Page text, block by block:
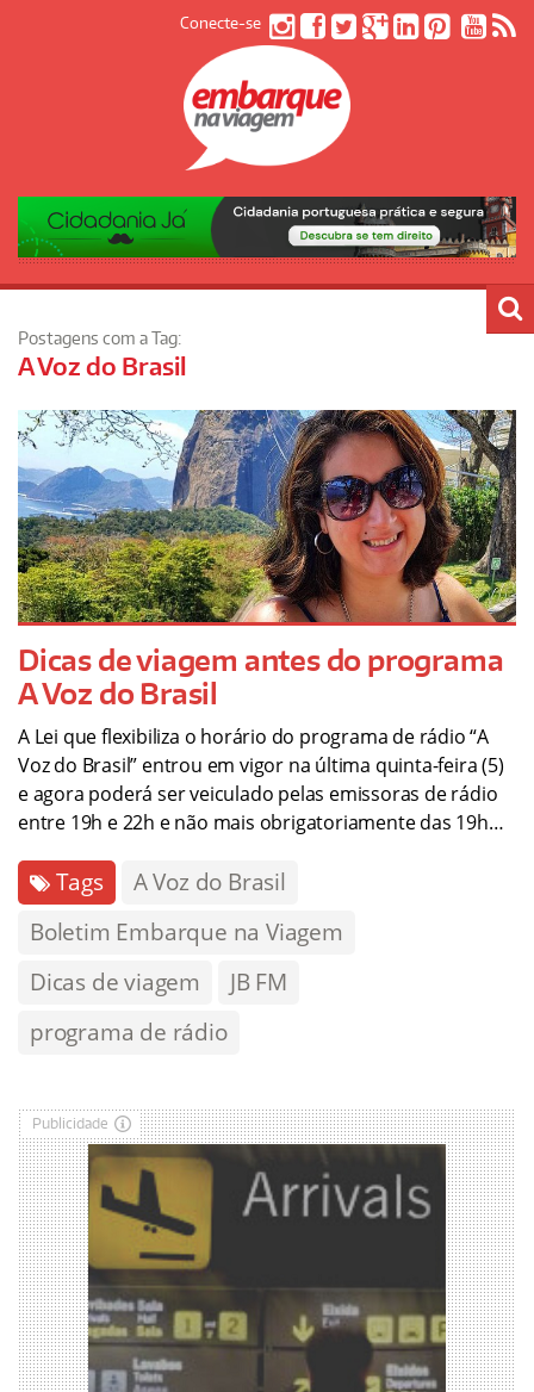
Conecte-se
Postagens com a Tag:
A Voz do Brasil
Dicas de viagem antes do programa
A Voz do Brasil
A Lei que flexibiliza o horário do programa de rádio “A
Voz do Brasil” entrou em vigor na última quinta-feira (5)
e agora poderá ser veiculado pelas emissoras de rádio
entre 19h e 22h e não mais obrigatoriamente das 19h…
Tags
A Voz do Brasil
Boletim Embarque na Viagem
Dicas de viagem
JB FM
programa de rádio
Publicidade